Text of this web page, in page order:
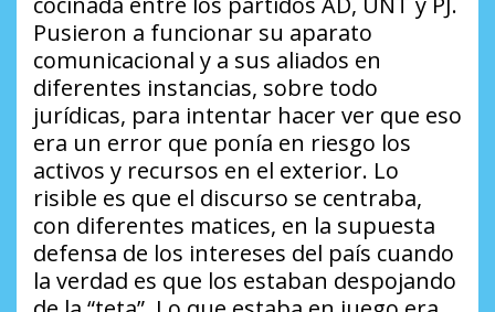
Pusieron a funcionar su aparato
comunicacional y a sus aliados en
diferentes instancias, sobre todo
jurídicas, para intentar hacer ver que eso
era un error que ponía en riesgo los
activos y recursos en el exterior. Lo
risible es que el discurso se centraba,
con diferentes matices, en la supuesta
defensa de los intereses del país cuando
la verdad es que los estaban despojando